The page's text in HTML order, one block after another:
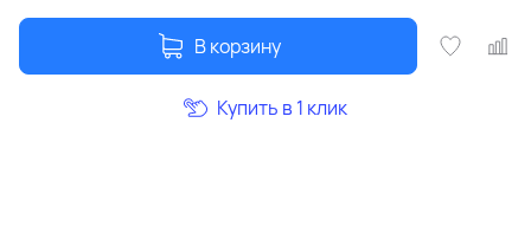
В корзину
Купить в 1 клик